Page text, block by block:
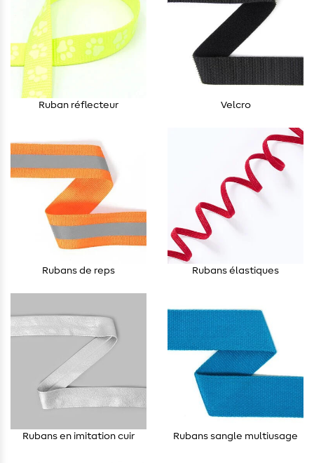
Ruban réflecteur Velcro
Rubans de reps Rubans élastiques
Rubans en imitation cuir Rubans sangle multiusage